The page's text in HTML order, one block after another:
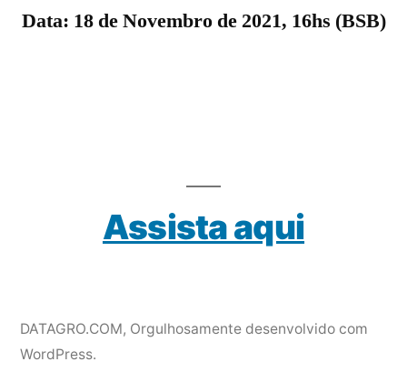
Data: 18 de Novembro de 2021, 16hs (BSB)
Assista aqui
DATAGRO.COM, Orgulhosamente desenvolvido com
WordPress.